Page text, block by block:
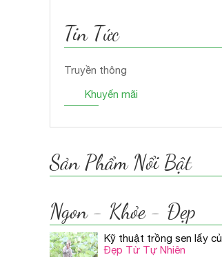
Tin Tức
Truyền thông
Khuyến mãi
Sản Phẩm Nổi Bật
Ngon - Khỏe - Đẹp
Kỹ thuật trồng sen lấy củ
Đẹp Từ Tự Nhiên